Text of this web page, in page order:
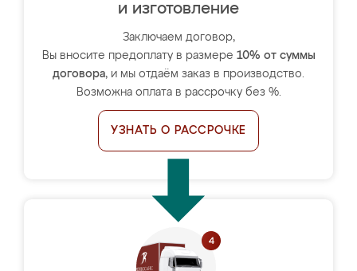
и изготовление
Заключаем договор,
Вы вносите предоплату в размере 10% от суммы
договора, и мы отдаём заказ в производство.
Возможна оплата в рассрочку без %.
УЗНАТЬ О РАССРОЧКЕ